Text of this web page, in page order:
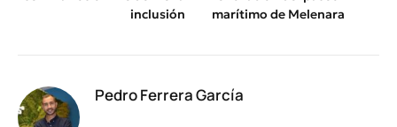
inclusión
marítimo de Melenara
Pedro Ferrera García